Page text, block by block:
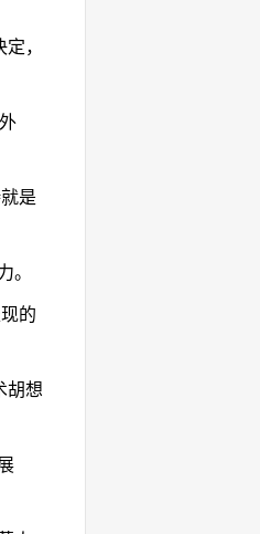
，
是
。
的
胡想